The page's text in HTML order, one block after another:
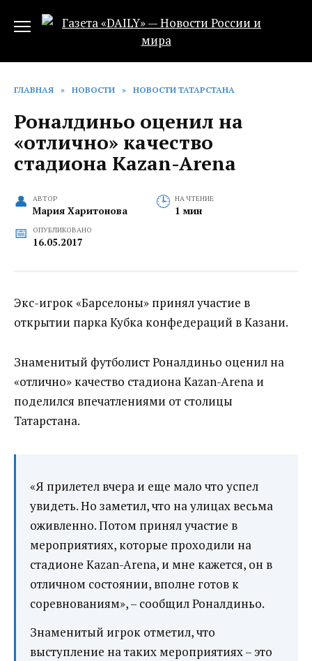
ГЛАВНАЯ » НОВОСТИ » НОВОСТИ ТАТАРСТАНА
Роналдиньо оценил на
«отлично» качество
стадиона Kazan-Arena‍
АВТОР
Мария Харитонова
НА ЧТЕНИЕ
1 мин
ОПУБЛИКОВАНО
16.05.2017
Экс-игрок «Барселоны» принял участие в
открытии парка Кубка конфедераций в Казани.
Знаменитый футболист Роналдиньо оценил на
«отлично» качество стадиона Kazan-Arena‍ и
поделился впечатлениями от столицы
Татарстана.
«Я прилетел вчера и еще мало что успел
увидеть. Но заметил, что на улицах весьма
оживленно. Потом принял участие в
мероприятиях, которые проходили на
стадионе Kazan-Arena, и мне кажется, он в
отличном состоянии, вполне готов к
соревнованиям», – сообщил Роналдиньо.
Знаменитый игрок отметил, что
выступление на таких мероприятиях – это